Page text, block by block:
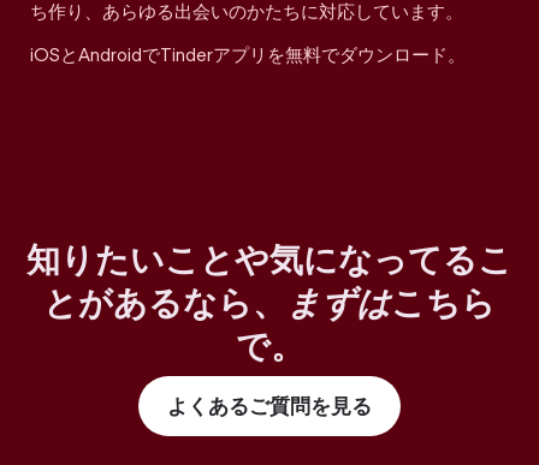
ち作り、あらゆる出会いのかたちに対応しています。
iOSとAndroidでTinderアプリを無料でダウンロード。
知りたいことや気になってるこ
とがあるなら、
まずはこちら
で。
よくあるご質問を見る